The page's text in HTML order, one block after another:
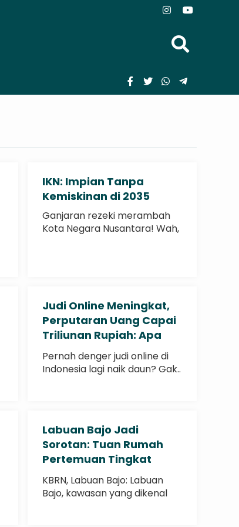
IKN: Impian Tanpa
Kemiskinan di 2035
Ganjaran rezeki merambah
Kota Negara Nusantara! Wah,
Judi Online Meningkat,
Perputaran Uang Capai
Triliunan Rupiah: Apa
yang Terjadi?
Pernah denger judi online di
Indonesia lagi naik daun? Gak..
Labuan Bajo Jadi
Sorotan: Tuan Rumah
Pertemuan Tingkat
Tinggi Indonesia-
Tiongkok
KBRN, Labuan Bajo: Labuan
Bajo, kawasan yang dikenal